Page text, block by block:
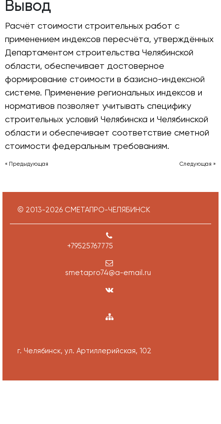
Вывод
Расчёт стоимости строительных работ с
применением индексов пересчёта, утверждённых
Департаментом строительства Челябинской
области, обеспечивает достоверное
формирование стоимости в базисно-индексной
системе. Применение региональных индексов и
нормативов позволяет учитывать специфику
строительных условий Челябинска и Челябинской
области и обеспечивает соответствие сметной
стоимости федеральным требованиям.
Следующая »
« Предыдующая
© 2013-2026 СМЕТАПРО-ЧЕЛЯБИНСК
+79525767775
smetapro74@a-email.ru
г. Челябинск, ул. Артиллерийская, 102